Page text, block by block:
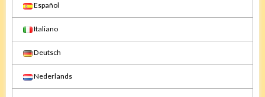
Español
Italiano
Deutsch
Nederlands